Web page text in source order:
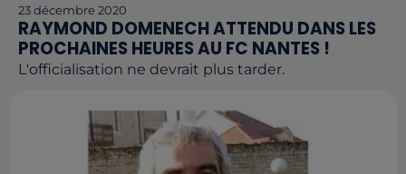
23 décembre 2020
RAYMOND DOMENECH ATTENDU DANS LES
PROCHAINES HEURES AU FC NANTES !
L'officialisation ne devrait plus tarder.